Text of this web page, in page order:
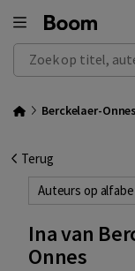
Zoek op titel,
Berckelaer-Onnes
Terug
Auteurs op
Ina van
Onnes